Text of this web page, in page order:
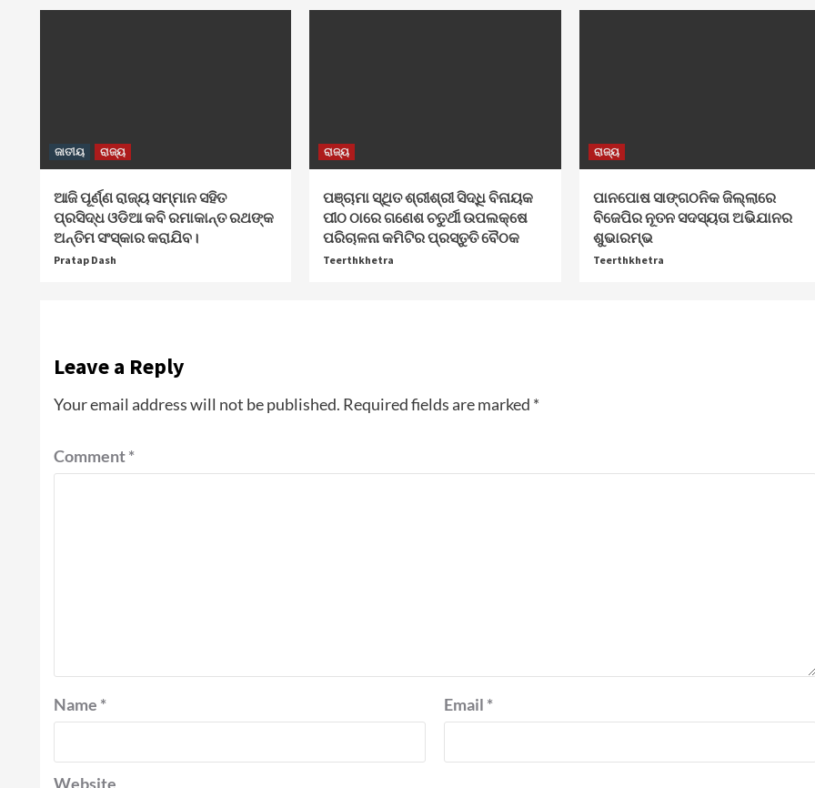
ଜାତୀୟ ରାଜ୍ୟ
ଆଜି ପୂର୍ଣ୍ଣ ରାଜ୍ୟ ସମ୍ମାନ ସହିତ
ପ୍ରସିଦ୍ଧ ଓଡିଆ କବି ରମାକାନ୍ତ ରଥଙ୍କ
ଅନ୍ତିମ ସଂସ୍କାର କରାଯିବ।
Pratap Dash
ରାଜ୍ୟ
ପଞ୍ଚାମା ସ୍ଥିତ ଶ୍ରୀଶ୍ରୀ ସିଦ୍ଧି ବିନାୟକ
ପୀଠ ଠାରେ ଗଣେଶ ଚତୁର୍ଥୀ ଉପଲକ୍ଷେ
ପରିଚାଳନା କମିଟିର ପ୍ରସ୍ତୁତି ବୈଠକ
Teerthkhetra
ରାଜ୍ୟ
ପାନପୋଷ ସାଙ୍ଗଠନିକ ଜିଲ୍ଲାରେ
ବିଜେପିର ନୂତନ ସଦସ୍ୟତା ଅଭିଯାନର
ଶୁଭାରମ୍ଭ
Teerthkhetra
Leave a Reply
Your email address will not be published. Required fields are marked *
Comment*
Name * Email *
Website